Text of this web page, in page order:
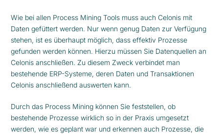
Wie bei allen Process Mining Tools muss auch Celonis mit
Daten gefüttert werden. Nur wenn genug Daten zur Verfügung
stehen, ist es überhaupt möglich, dass effektiv Prozesse
gefunden werden können. Hierzu müssen Sie Datenquellen an
Celonis anschließen. Zu diesem Zweck verbindet man
bestehende ERP-Systeme, deren Daten und Transaktionen
Celonis anschließend auswerten kann.
Durch das Process Mining können Sie feststellen, ob
bestehende Prozesse wirklich so in der Praxis umgesetzt
werden, wie es geplant war und erkennen auch Prozesse, die